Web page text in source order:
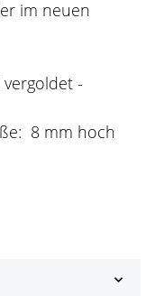
im neuen
-
8 mm hoch